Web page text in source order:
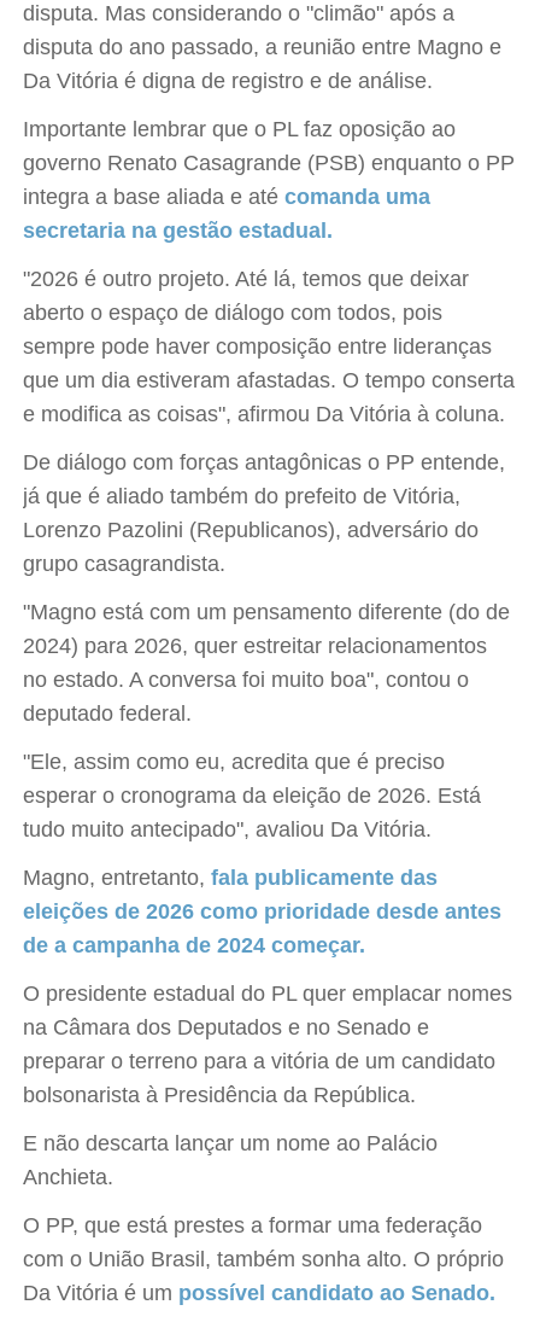
disputa. Mas considerando o "climão" após a
disputa do ano passado, a reunião entre Magno e
Da Vitória é digna de registro e de análise.
Importante lembrar que o PL faz oposição ao
governo Renato Casagrande (PSB) enquanto o PP
integra a base aliada e atécomanda uma
secretaria na gestão estadual.
"2026 é outro projeto. Até lá, temos que deixar
aberto o espaço de diálogo com todos, pois
sempre pode haver composição entre lideranças
que um dia estiveram afastadas. O tempo conserta
e modifica as coisas", afirmou Da Vitória à coluna.
De diálogo com forças antagônicas o PP entende,
já que é aliado também do prefeito de Vitória,
Lorenzo Pazolini (Republicanos), adversário do
grupo casagrandista.
"Magno está com um pensamento diferente (do de
2024) para 2026, quer estreitar relacionamentos
no estado. A conversa foi muito boa", contou o
deputado federal.
"Ele, assim como eu, acredita que é preciso
esperar o cronograma da eleição de 2026. Está
tudo muito antecipado", avaliou Da Vitória.
Magno, entretanto,fala publicamente das
eleições de 2026 como prioridade desde antes
de a campanha de 2024 começar.
O presidente estadual do PL quer emplacar nomes
na Câmara dos Deputados e no Senado e
preparar o terreno para a vitória de um candidato
bolsonarista à Presidência da República.
E não descarta lançar um nome ao Palácio
Anchieta.
O PP, que está prestes a formar uma federação
com o União Brasil, também sonha alto. O próprio
Da Vitória é um possível candidato ao Senado.